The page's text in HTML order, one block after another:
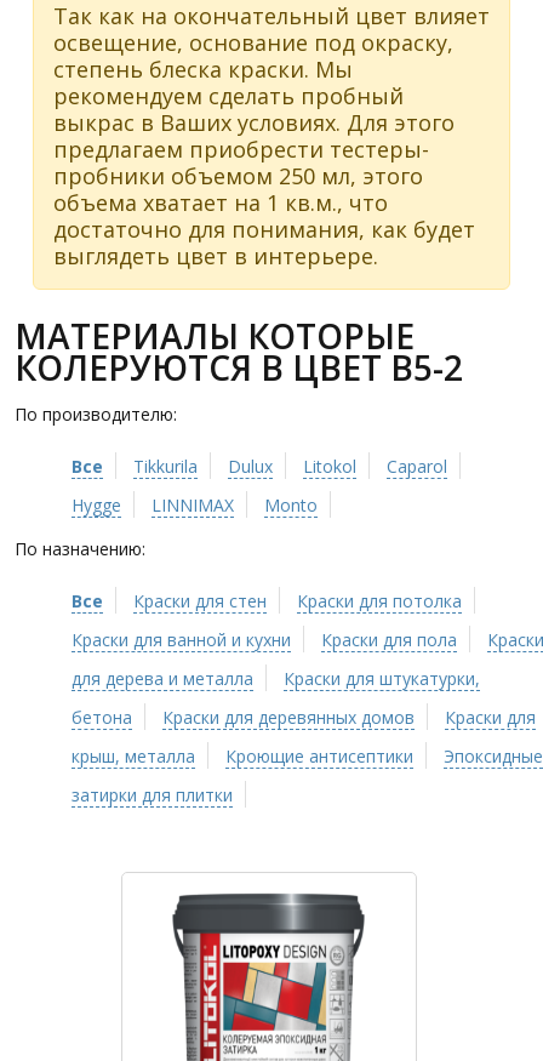
Так как на окончательный цвет влияет
освещение, основание под окраску,
степень блеска краски. Мы
рекомендуем сделать пробный
выкрас в Ваших условиях. Для этого
предлагаем приобрести тестеры-
пробники объемом 250 мл, этого
объема хватает на 1 кв.м., что
достаточно для понимания, как будет
выглядеть цвет в интерьере.
МАТЕРИАЛЫ КОТОРЫЕ
КОЛЕРУЮТСЯ В ЦВЕТ B5-2
По производителю:
Все Tikkurila Dulux Litokol
Caparol
Hygge
LINNIMAX
Monto
По назначению:
Все Краски для стен
Краски для потолка
Краски для ванной и кухни
Краски для пола
Краски
для дерева и металла
Краски для штукатурки,
бетона
Краски для деревянных домов
Краски для
крыш, металла
Кроющие антисептики
Эпоксидные
затирки для плитки